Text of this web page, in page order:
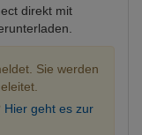
direkt mit
Sie werden
Hier geht es zur